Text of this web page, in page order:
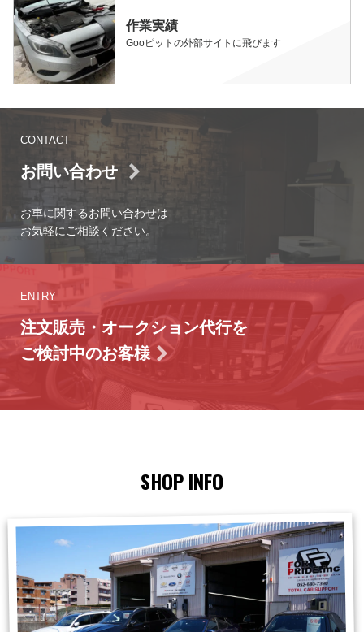
作業実績
Gooピットの外部サイトに飛びます
CONTACT
お問い合わせ
お車に関するお問い合わせは
お気軽にご相談ください。
ENTRY
注文販売・オークション代行を
ご検討中のお客様
SHOP INFO